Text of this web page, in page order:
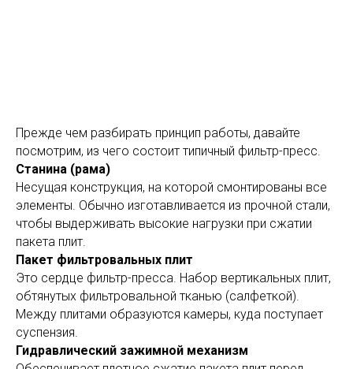
Прежде чем разбирать принцип работы, давайте
посмотрим, из чего состоит типичный фильтр-пресс.
Станина (рама)
Несущая конструкция, на которой смонтированы все
элементы. Обычно изготавливается из прочной стали,
чтобы выдерживать высокие нагрузки при сжатии
пакета плит.
Пакет фильтровальных плит
Это сердце фильтр-пресса. Набор вертикальных плит,
обтянутых фильтровальной тканью (салфеткой).
Между плитами образуются камеры, куда поступает
суспензия.
Гидравлический зажимной механизм